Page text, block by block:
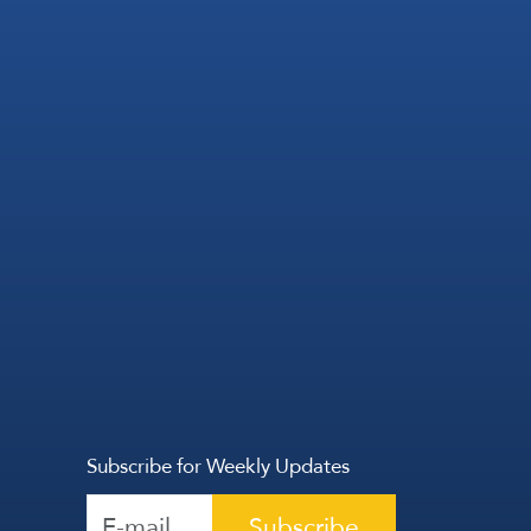
Subscribe for Weekly Updates